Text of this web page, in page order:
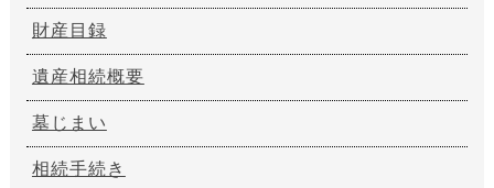
財産目録
遺産相続概要
墓じまい
相続手続き